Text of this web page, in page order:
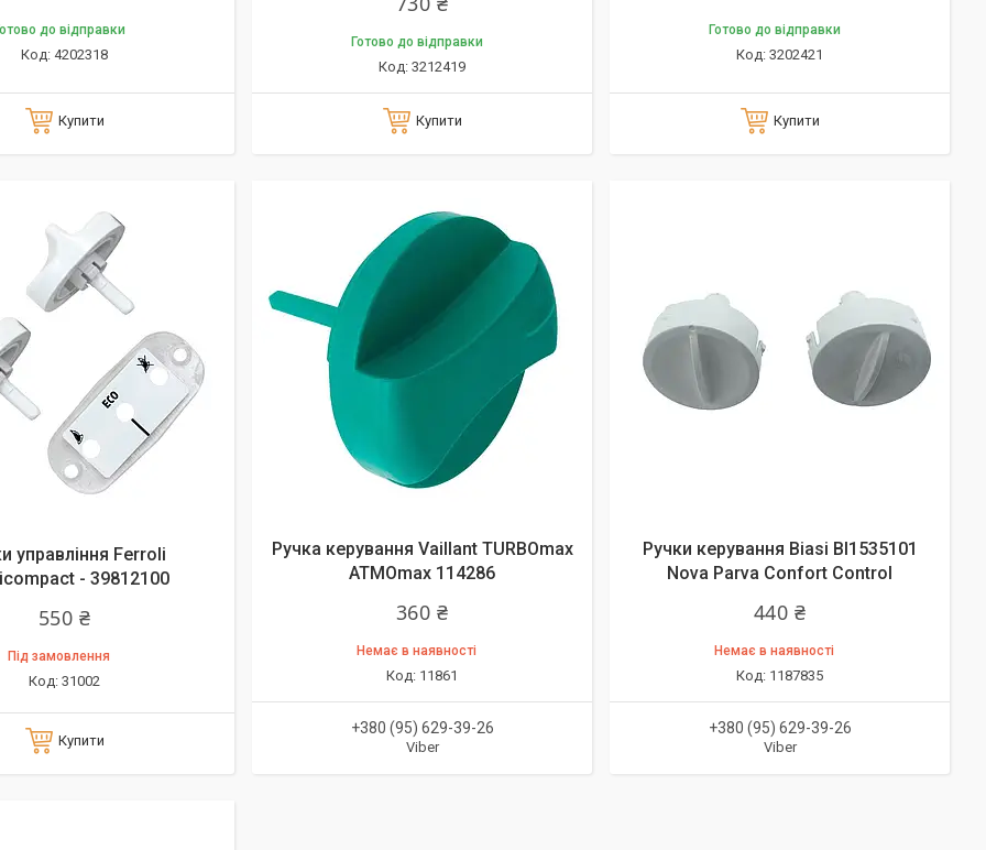
до відправки
4202318
Купити
Готово до відправки
3212419
Купити
Готово до відправки
3202421
Купити
управління Ferroli
- 39812100
550 ₴
Під замовлення
31002
Купити
Ручка керування Vaillant TURBOmax
ATMOmax 114286
360 ₴
Немає в наявності
11861
+380 (95) 629-39-26
Viber
Ручки керування Biasi BI1535101
Nova Parva Confort Control
440 ₴
Немає в наявності
1187835
+380 (95) 629-39-26
Viber